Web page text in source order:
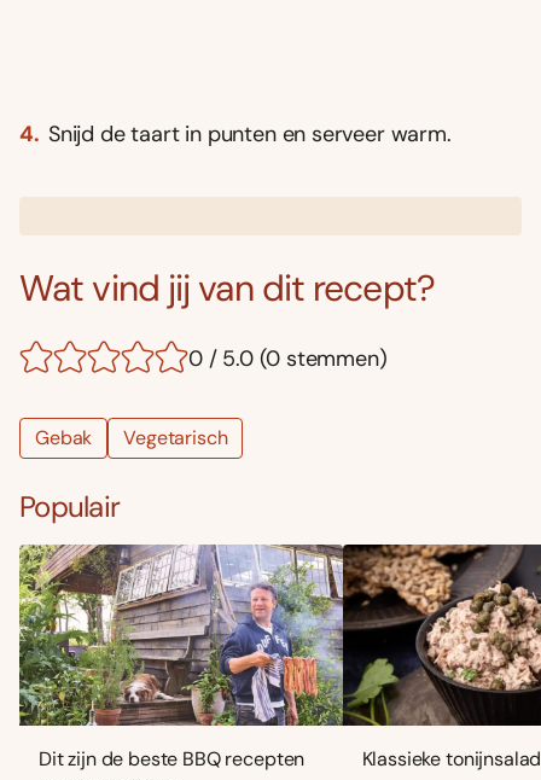
Snijd de taart in punten en serveer warm.
Wat vind jij van dit recept?
0 / 5.0 (0 stemmen)
Gebak Vegetarisch
Populair
Dit zijn de beste BBQ recepten
Klassieke